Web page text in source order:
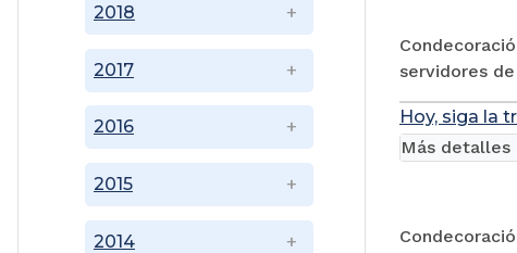
2014
2015
2016
2017
2018
servidores
Hoy, siga la
Más detalles